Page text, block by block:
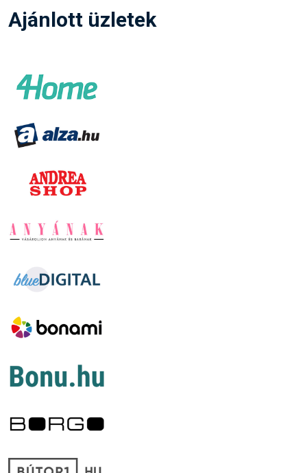
Ajánlott üzletek